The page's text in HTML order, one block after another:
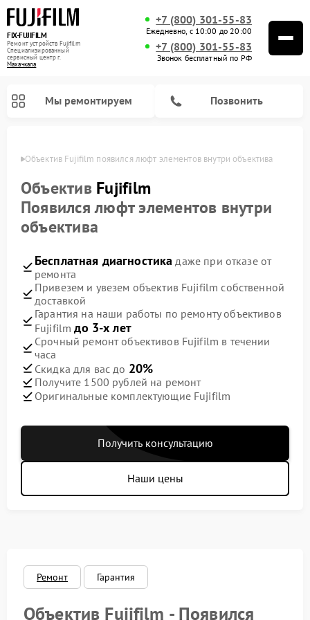
FIX-FUJIFILM
Ремонт устройств Fujifilm
Специализированный
cервисный центр г.
Махачкала
+7 (800) 301-55-83
Ежедневно, с 10:00 до 20:00
+7 (800) 301-55-83
Звонок бесплатный по РФ
Мы ремонтируем Позвонить
Объектив Fujifilm появился люфт элементов внутри объектива
Объектив Fujifilm
Появился люфт элементов внутри
объектива
Бесплатная диагностика даже при отказе от
ремонта
Привезем и увезем объектив Fujifilm собственной
доставкой
Гарантия на наши работы по ремонту объективов
Fujifilmдо 3-х лет
Срочный ремонт объективов Fujifilm в течении
часа
Скидка для вас до 20%
Получите 1500 рублей на ремонт
Оригинальные комплектующие Fujifilm
Получить консультацию
Наши цены
Ремонт Гарантия
Объектив Fujifilm - Появился